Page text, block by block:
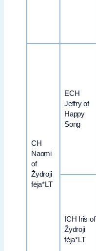
CH
Naomi
of
Žydroji
fėja*LT
ECH
Jeffry of
Happy
Song
ICH Iris of
Žydroji
fėja*LT